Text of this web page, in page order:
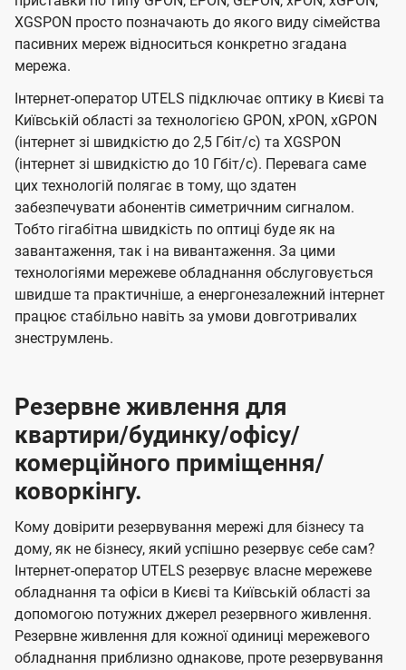
XGSPON просто позначають до якого виду сімейства
пасивних мереж відноситься конкретно згадана
мережа.
Інтернет-оператор UTELS підключає оптику в Києві та
Київській області за технологією GPON, xPON, xGPON
(інтернет зі швидкістю до 2,5 Гбіт/с) та XGSPON
(інтернет зі швидкістю до 10 Гбіт/с). Перевага саме
цих технологій полягає в тому, що здатен
забезпечувати абонентів симетричним сигналом.
Тобто гігабітна швидкість по оптиці буде як на
завантаження, так і на вивантаження. За цими
технологіями мережеве обладнання обслуговується
швидше та практичніше, а енергонезалежний інтернет
працює стабільно навіть за умови довготривалих
знеструмлень.
Резервне живлення для
квартири/будинку/офісу/
комерційного приміщення/
коворкінгу.
Кому довірити резервування мережі для бізнесу та
дому, як не бізнесу, який успішно резервує себе сам?
Інтернет-оператор UTELS резервує власне мережеве
обладнання та офіси в Києві та Київській області за
допомогою потужних джерел резервного живлення.
Резервне живлення для кожної одиниці мережевого
обладнання приблизно однакове, проте резервування